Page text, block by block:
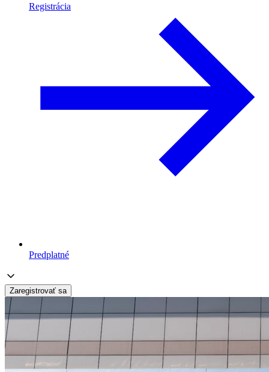
Registrácia
Predplatné
Zaregistrovať sa